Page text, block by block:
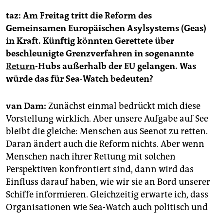
taz: Am Freitag tritt die Reform des
Gemeinsamen Europäischen Asylsystems (Geas)
in Kraft. Künftig könnten Gerettete über
beschleunigte Grenzverfahren in sogenannte
Return-Hubs außerhalb der EU gelangen. Was
würde das für Sea-Watch bedeuten?
van Dam: Zunächst einmal bedrückt mich diese
Vorstellung wirklich. Aber unsere Aufgabe auf See
bleibt die gleiche: Menschen aus Seenot zu retten.
Daran ändert auch die Reform nichts. Aber wenn
Menschen nach ihrer Rettung mit solchen
Perspektiven konfrontiert sind, dann wird das
Einfluss darauf haben, wie wir sie an Bord unserer
Schiffe informieren. Gleichzeitig erwarte ich, dass
Organisationen wie Sea-Watch auch politisch und